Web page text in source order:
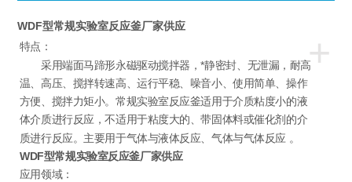
WDF型常规实验室反应釜厂家供应
+
特点：
采用端面马蹄形永磁驱动搅拌器，*静密封、无泄漏，耐高
温、高压、搅拌转速高、运行平稳、噪音小、使用简单、操作
方便、搅拌力矩小。常规实验室反应釜适用于介质粘度小的液
体介质进行反应，不适用于粘度大的、带固体料或催化剂的介
质进行反应。主要用于气体与液体反应、气体与气体反应 。
WDF型常规实验室反应釜厂家供应
应用领域：